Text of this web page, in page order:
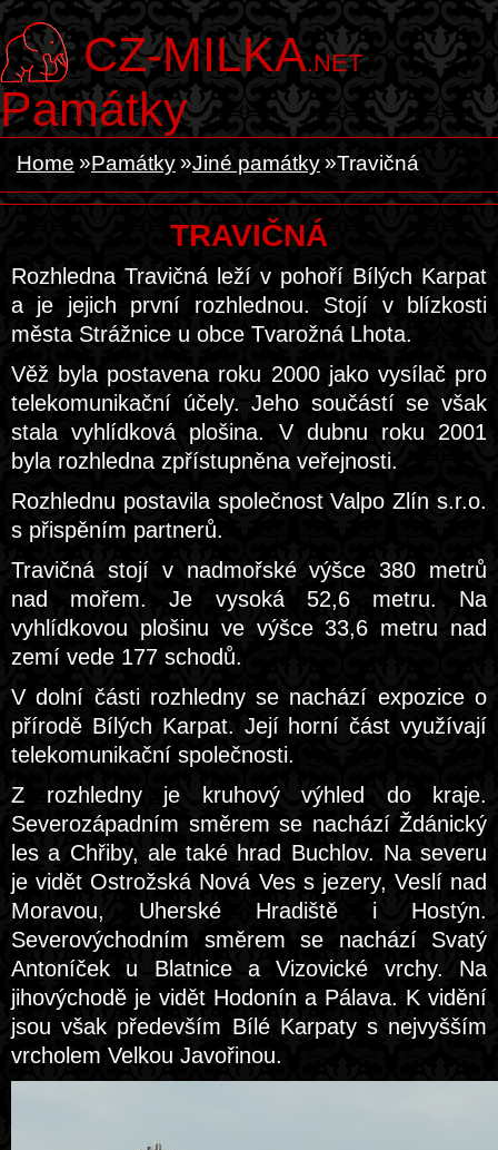
CZ-MILKA.NET
Památky
Home Památky Jiné památky Travičná
TRAVIČNÁ
Rozhledna Travičná leží v pohoří Bílých Karpat
a je jejich první rozhlednou. Stojí v blízkosti
města Strážnice u obce Tvarožná Lhota.
Věž byla postavena roku 2000 jako vysílač pro
telekomunikační účely. Jeho součástí se však
stala vyhlídková plošina. V dubnu roku 2001
byla rozhledna zpřístupněna veřejnosti.
Rozhlednu postavila společnost Valpo Zlín s.r.o.
s přispěním partnerů.
Travičná stojí v nadmořské výšce 380 metrů
nad mořem. Je vysoká 52,6 metru. Na
vyhlídkovou plošinu ve výšce 33,6 metru nad
zemí vede 177 schodů.
V dolní části rozhledny se nachází expozice o
přírodě Bílých Karpat. Její horní část využívají
telekomunikační společnosti.
Z rozhledny je kruhový výhled do kraje.
Severozápadním směrem se nachází Ždánický
les a Chřiby, ale také hrad Buchlov. Na severu
je vidět Ostrožská Nová Ves s jezery, Veslí nad
Moravou, Uherské Hradiště i Hostýn.
Severovýchodním směrem se nachází Svatý
Antoníček u Blatnice a Vizovické vrchy. Na
jihovýchodě je vidět Hodonín a Pálava. K vidění
jsou však především Bílé Karpaty s nejvyšším
vrcholem Velkou Javořinou.